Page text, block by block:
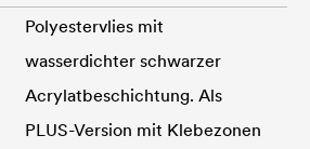
Polyestervlies mit
wasserdichter schwarzer
Acrylatbeschichtung. Als
PLUS-Version mit Klebezonen